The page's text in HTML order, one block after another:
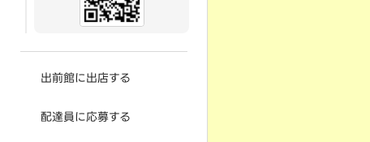
出前館に出店する
配達員に応募する